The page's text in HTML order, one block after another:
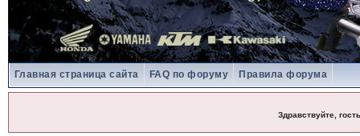
Главная страница сайта FAQ по форуму Правила форума
Здравствуйте, гость